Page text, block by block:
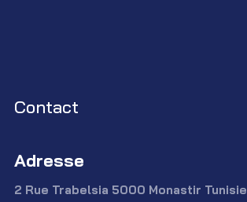
Contact
Adresse
2 Rue Trabelsia 5000 Monastir Tunisie